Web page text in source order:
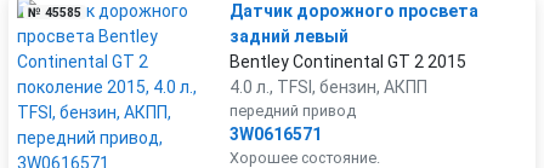
№ 45585
Датчик дорожного просвета
задний левый
Bentley Continental GT 2 2015
4.0 л., TFSI, бензин, АКПП
передний привод
3W0616571
Хорошее состояние.